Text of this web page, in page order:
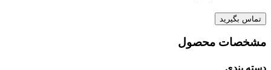
تماس بگیرید
مشخصات محصول
دسته بندی